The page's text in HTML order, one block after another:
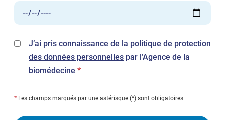
J’ai pris connaissance de la politique de protection
des données personnelles par l’Agence de la
biomédecine *Champ
*Les champs marqués par une astérisque (*) sont obligatoires.